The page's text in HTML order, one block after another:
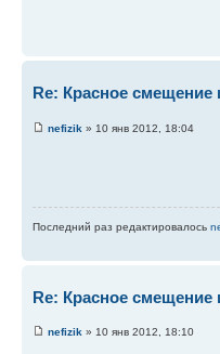
Re: Красное
nefizik » 10 янв 2012, 18:04
Последний раз редактировалось
Re: Красное
nefizik » 10 янв 2012, 18:10